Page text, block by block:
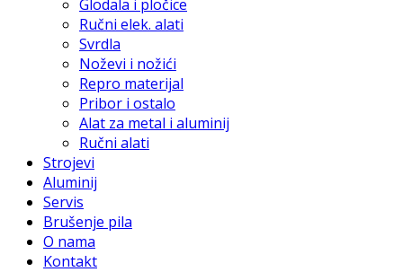
Glodala i pločice
Ručni elek. alati
Svrdla
Noževi i nožići
Repro materijal
Pribor i ostalo
Alat za metal i aluminij
Ručni alati
Strojevi
Aluminij
Servis
Brušenje pila
O nama
Kontakt